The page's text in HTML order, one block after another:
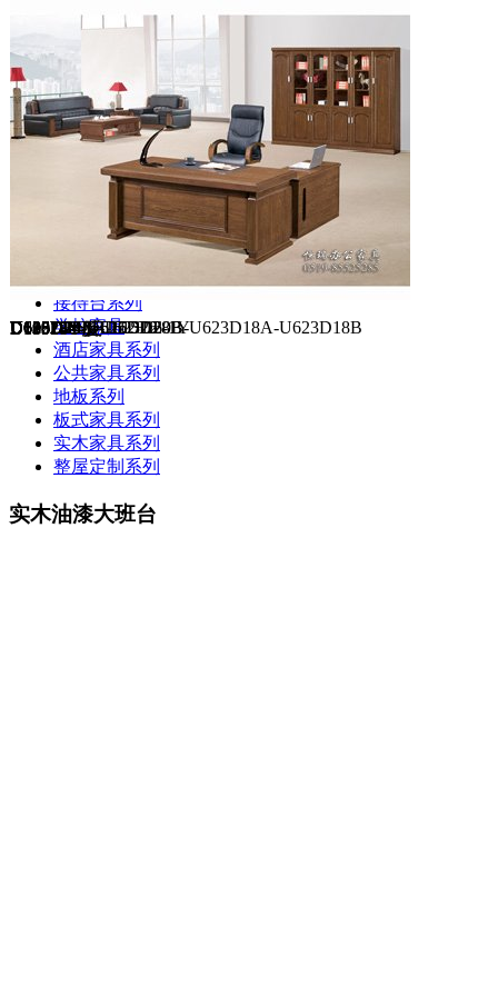
大班台系列
办公桌系列
屏风系列
椅子系列
文件柜系列
会议桌系列
接待台系列
学校家具
酒店家具系列
公共家具系列
地板系列
板式家具系列
实木家具系列
整屋定制系列
实木油漆大班台
D12818-1Y--D12816-1Y
D802228S-H
D18518Y-正
U619D24
D18824Y
U620D20
U616D24-U616D22
D19024Y反
U615D32B-U615D28B
D18518Y-反
U623D20A-U623D20B-U623D18A-U623D18B
U625D18-U625D16